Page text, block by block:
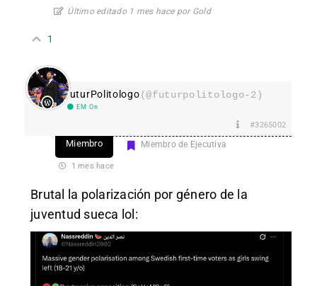
Último editado 1 mes hace por Gold
1
FuturPolitologo(@futurpolitologo-2)
EM On
#3265002
Miembro Miembro de Ejecutiva
1 mes hace
Brutal la polarización por género de la
juventud sueca lol: